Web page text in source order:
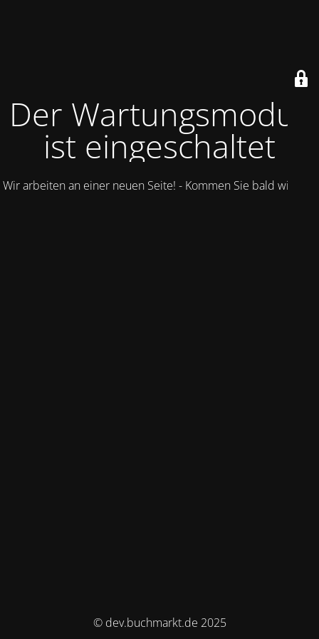
Der Wartungsmodus
ist eingeschaltet
Wir arbeiten an einer neuen Seite! - Kommen Sie bald wieder.
© dev.buchmarkt.de 2025